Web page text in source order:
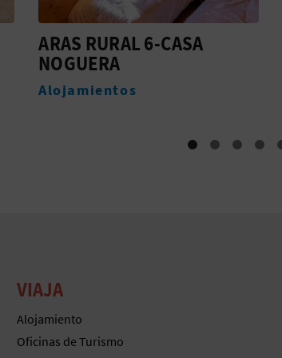
ARAS RURAL 8-CASA
OLMO
Alojamientos
VIAJA
Alojamiento
Oficinas de Turismo